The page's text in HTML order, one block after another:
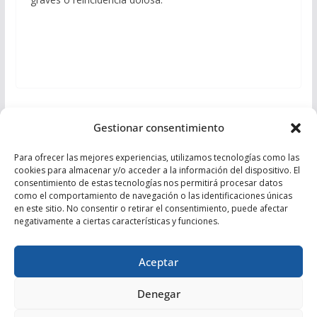
Gestionar consentimiento
Para ofrecer las mejores experiencias, utilizamos tecnologías como las
cookies para almacenar y/o acceder a la información del dispositivo. El
consentimiento de estas tecnologías nos permitirá procesar datos
como el comportamiento de navegación o las identificaciones únicas
en este sitio. No consentir o retirar el consentimiento, puede afectar
negativamente a ciertas características y funciones.
Aceptar
Denegar
inversión, el empleo y la modernización industrial
Ángeles Martínez destaca el impulso histórico del
Gobierno de Juanma Moreno a la UAL y al
desarrollo tecnológico de la provincia